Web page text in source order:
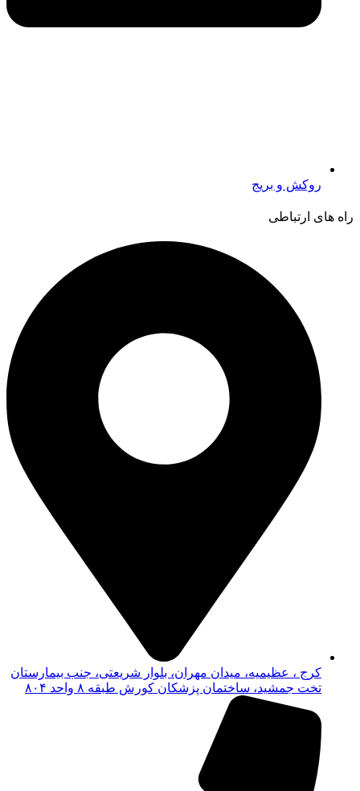
روکش و بریج
راه های ارتباطی
کرج ، عظیمیه، میدان مهران، بلوار شریعتی، جنب بیمارستان
تخت جمشید، ساختمان پزشکان کورش طبقه ۸ واحد ۸۰۴